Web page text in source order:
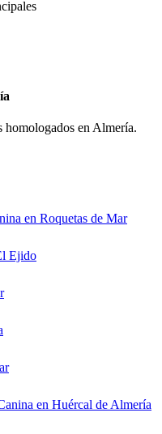
homologados en Almería.
en Roquetas de Mar
Ejido
en Huércal de Almería